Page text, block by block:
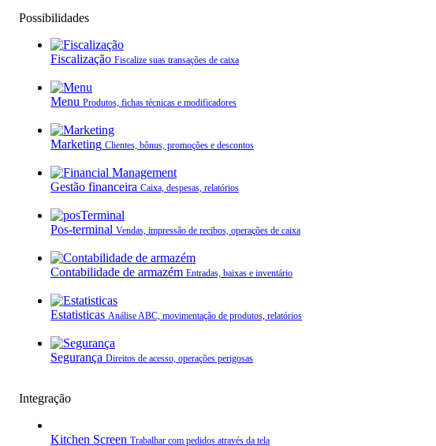
Possibilidades
Fiscalização Fiscalize suas transações de caixa
Menu Produtos, fichas técnicas e modificadores
Marketing Clientes, bônus, promoções e descontos
Gestão financeira Caixa, despesas, relatórios
Pos-terminal Vendas, impressão de recibos, operações de caixa
Contabilidade de armazém Entradas, baixas e inventário
Estatisticas Análise ABC, movimentação de produtos, relatórios
Segurança Direitos de acesso, operações perigosas
Integração
Kitchen Screen Trabalhar com pedidos através da tela